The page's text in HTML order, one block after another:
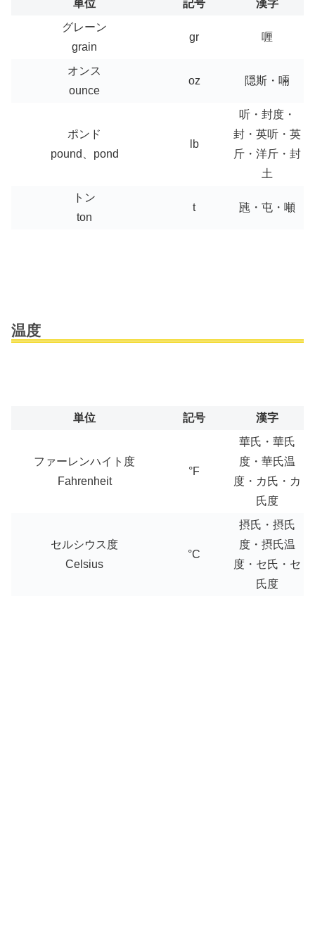
単位 記号
漢字
グレーン
grain
gr 喱
オンス
ounce
oz 隠斯・啢
ポンド
pound、pond
lb
听・封度・
封・英听・英
斤・洋斤・封
土
トン
ton
t 瓲・屯・噸
温度
単位 記号 漢字
ファーレンハイト度
Fahrenheit
°F
華氏・華氏
度・華氏温
度・カ氏・カ
氏度
セルシウス度
Celsius
°C
摂氏・摂氏
度・摂氏温
度・セ氏・セ
氏度